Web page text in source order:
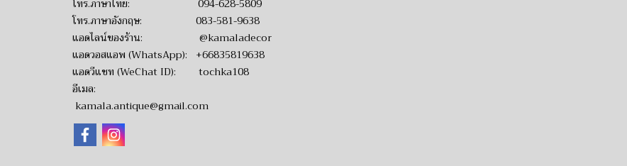
โทร.ภาษาไทย: 094-628-5809
โทร.ภาษาอังกฤษ: 083-581-9638
แอดไลน์ของร้าน: @kamaladecor
แอดวอสแอพ (WhatsApp): +66835819638
แอดวีแชท (WeChat ID): tochka108
อีเมล:
kamala.antique@gmail.com